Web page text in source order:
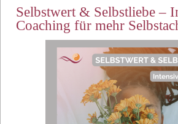
Selbstwert & Selbstliebe –
Coaching für mehr